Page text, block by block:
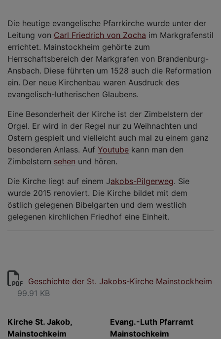
Die heutige evangelische Pfarrkirche wurde unter der
Leitung von Carl Friedrich von Zocha im Markgrafenstil
errichtet. Mainstockheim gehörte zum
Herrschaftsbereich der Markgrafen von Brandenburg-
Ansbach. Diese führten um 1528 auch die Reformation
ein. Der neue Kirchenbau waren Ausdruck des
evangelisch-lutherischen Glaubens.
Eine Besonderheit der Kirche ist der Zimbelstern der
Orgel. Er wird in der Regel nur zu Weihnachten und
Ostern gespielt und vielleicht auch mal zu einem ganz
besonderen Anlass. Auf Youtube kann man den
Zimbelstern sehen und hören.
Die Kirche liegt auf einem Jakobs-Pilgerweg. Sie
wurde 2015 renoviert. Die Kirche bildet mit dem
östlich gelegenen Bibelgarten und dem westlich
gelegenen kirchlichen Friedhof eine Einheit.
Geschichte der St. Jakobs-Kirche Mainstockheim
99.91 KB
Kirche St. Jakob,
Mainstochkeim
Evang.-Luth Pfarramt
Mainstochkeim